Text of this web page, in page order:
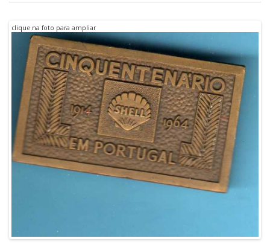
-COMPANHIA DE SEGUROS
clique na foto para ampliar